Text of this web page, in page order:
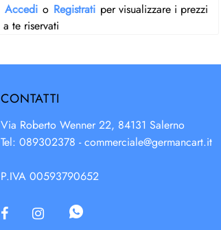
Accedi o Registrati per visualizzare i prezzi
a te riservati
CONTATTI
Via Roberto Wenner 22, 84131 Salerno
Tel: 089302378 -commerciale@germancart.it
P.IVA 00593790652